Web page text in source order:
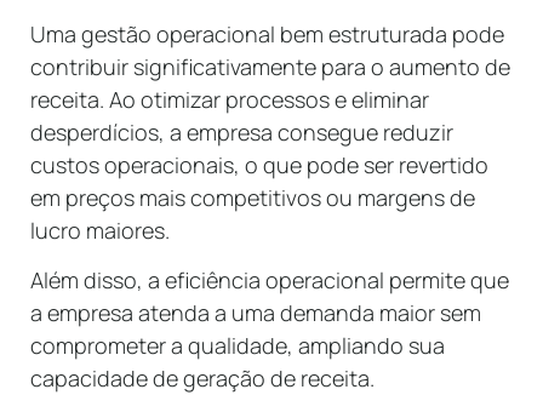
Uma gestão operacional bem estruturada pode
contribuir significativamente para o aumento de
receita. Ao otimizar processos e eliminar
desperdícios, a empresa consegue reduzir
custos operacionais, o que pode ser revertido
em preços mais competitivos ou margens de
lucro maiores.
Além disso, a eficiência operacional permite que
a empresa atenda a uma demanda maior sem
comprometer a qualidade, ampliando sua
capacidade de geração de receita.